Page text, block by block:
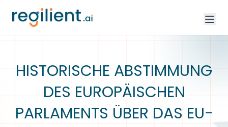
HISTORISCHE ABSTIMMUNG
DES EUROPÄISCHEN
PARLAMENTS ÜBER DAS EU-